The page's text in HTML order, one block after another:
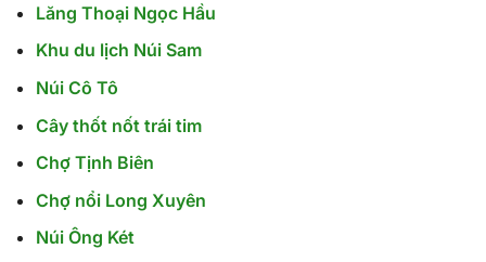
Lăng Thoại Ngọc Hầu
Khu du lịch Núi Sam
Núi Cô Tô
Cây thốt nốt trái tim
Chợ Tịnh Biên
Chợ nổi Long Xuyên
Núi Ông Két